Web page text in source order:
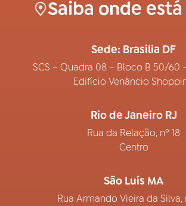
Saiba onde está
Sede: Brasília DF
SCS – Quadra 08 – Bloco B 50/60
Edifício Venâncio
Rio de Janeiro RJ
Rua da Relação, nº 18
Centro
São Luís MA
Rua Armando Vieira da Silva,